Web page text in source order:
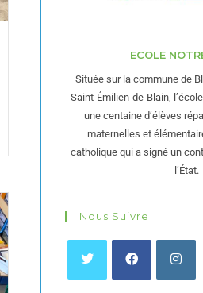
ECOLE
Située sur la commune de
Saint-Émilien-de-Blain,
une centaine d’élèves
maternelles et
catholique qui a signé un
l’État.
Nous Suivre